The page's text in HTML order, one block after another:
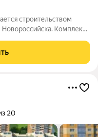
строительством
Комплекс
от Суджукской косы.
20